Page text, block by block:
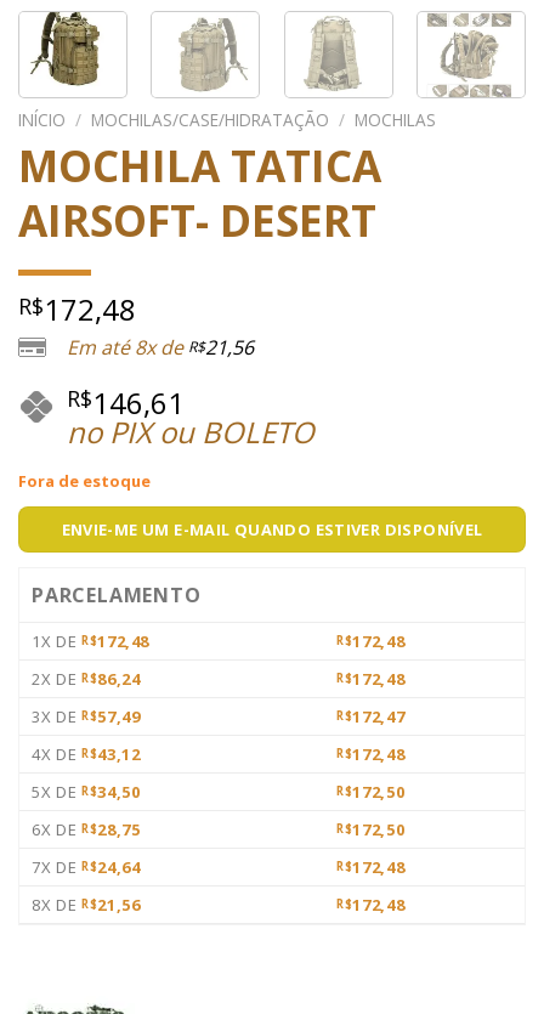
INÍCIO / MOCHILAS/CASE/HIDRATAÇÃO / MOCHILAS
MOCHILA TATICA
AIRSOFT- DESERT
R$172,48
Em até 8x de R$21,56
R$146,61
no PIX ou BOLETO
Fora de estoque
ENVIE-ME UM E-MAIL QUANDO ESTIVER DISPONÍVEL
PARCELAMENTO
1X DE R$172,48 R$172,48
2X DE R$86,24 R$172,48
3X DE R$57,49 R$172,47
4X DE R$43,12 R$172,48
5X DE R$34,50 R$172,50
6X DE R$28,75 R$172,50
7X DE R$24,64 R$172,48
8X DE R$21,56 R$172,48